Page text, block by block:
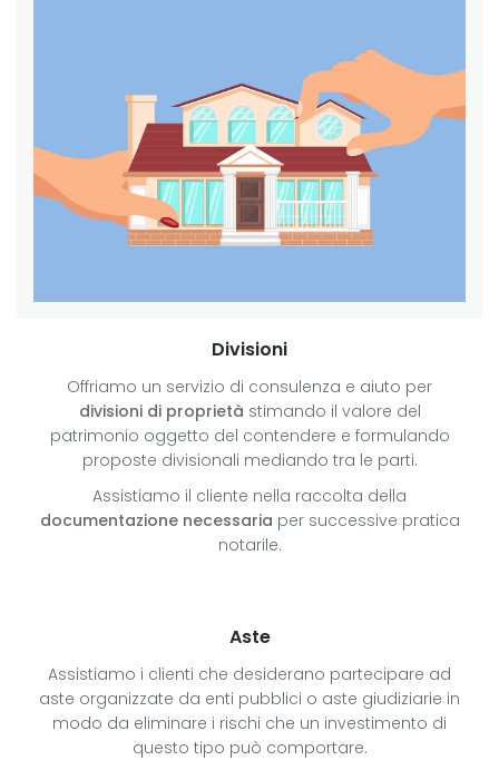
Divisioni
Offriamo un servizio di consulenza e aiuto per
divisioni di proprietà stimando il valore del
patrimonio oggetto del contendere e formulando
proposte divisionali mediando tra le parti.
Assistiamo il cliente nella raccolta della
documentazione necessaria per successive pratica
notarile.
Aste
Assistiamo i clienti che desiderano partecipare ad
aste organizzate da enti pubblici o aste giudiziarie in
modo da eliminare i rischi che un investimento di
questo tipo può comportare.